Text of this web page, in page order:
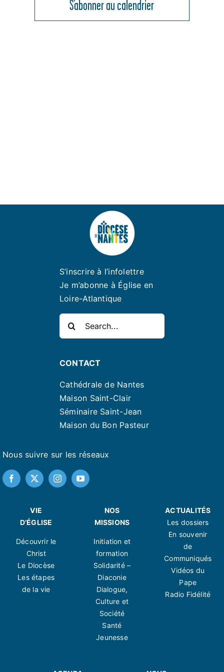
S’abonner au calendrier
S’inscrire à l’infolettre
Je m’abonne à Église en
Loire-Atlantique
Nous suivre sur les réseaux
CONTACT
Cathédrale de Nantes
Maison Saint-Clair
Séminaire Saint-Jean
Maison du Bon Pasteur
VIE
D’ÉGLISE
Découvrir le
Christ
Le Diocèse
Les étapes
de la vie
NOS
MISSIONS
Initiation et
formation
Solidarité –
Diaconie
Dialogue,
Culture et
Société
Santé
Jeunesse
ACTUALITÉS
Les dossiers
En souvenir
de
Communiqués
Vidéos du
Pape
Radio Fidélité